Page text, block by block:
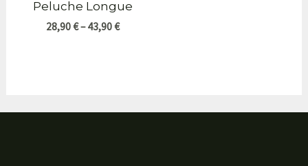
Peluche Longue
28,90€–43,90€